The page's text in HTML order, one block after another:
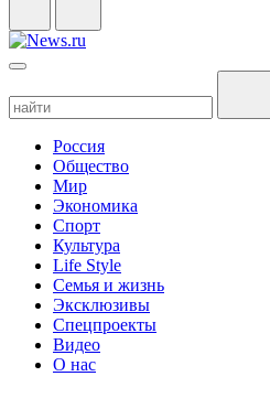
Россия
Общество
Мир
Экономика
Спорт
Культура
Life Style
Семья и жизнь
Эксклюзивы
Спецпроекты
Видео
О нас